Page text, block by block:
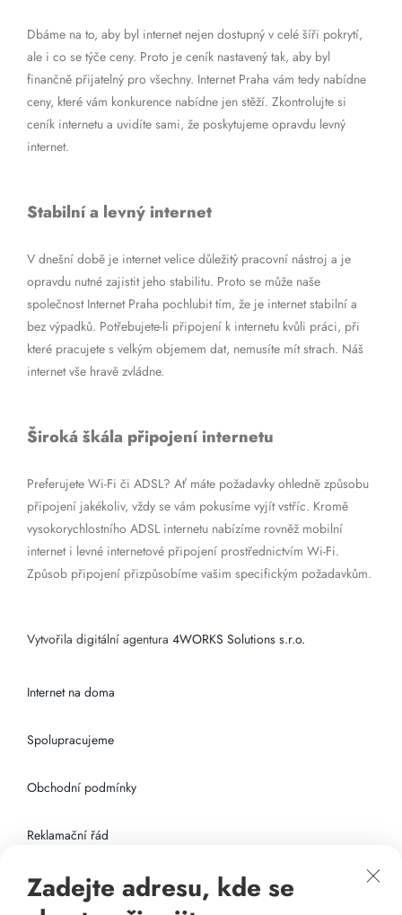
Dbáme na to, aby byl internet nejen dostupný v celé šíři pokrytí,
ale i co se týče ceny. Proto je ceník nastavený tak, aby byl
finančně přijatelný pro všechny. Internet Praha vám tedy nabídne
ceny, které vám konkurence nabídne jen stěží. Zkontrolujte si
ceník internetu a uvidíte sami, že poskytujeme opravdu levný
internet.
Stabilní a levný internet
V dnešní době je internet velice důležitý pracovní nástroj a je
opravdu nutné zajistit jeho stabilitu. Proto se může naše
společnost Internet Praha pochlubit tím, že je internet stabilní a
bez výpadků. Potřebujete-li připojení k internetu kvůli práci, při
které pracujete s velkým objemem dat, nemusíte mít strach. Náš
internet vše hravě zvládne.
Široká škála připojení internetu
Preferujete Wi-Fi či ADSL? Ať máte požadavky ohledně způsobu
připojení jakékoliv, vždy se vám pokusíme vyjít vstříc. Kromě
vysokorychlostního ADSL internetu nabízíme rovněž mobilní
internet i levné internetové připojení prostřednictvím Wi-Fi.
Způsob připojení přizpůsobíme vašim specifickým požadavkům.
Vytvořila digitální agentura 4WORKS Solutions s.r.o.
Internet na doma
Spolupracujeme
Obchodní podmínky
Reklamační řád
Připojení k internetu
Zadejte adresu, kde se